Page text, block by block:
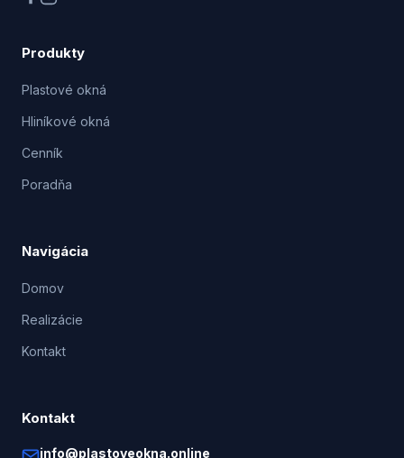
Produkty
Plastové okná
Hliníkové okná
Cenník
Poradňa
Navigácia
Domov
Realizácie
Kontakt
Kontakt
info@plastoveokna.online